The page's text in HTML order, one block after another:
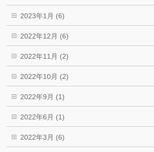
2023年1月 (6)
2022年12月 (6)
2022年11月 (2)
2022年10月 (2)
2022年9月 (1)
2022年6月 (1)
2022年3月 (6)